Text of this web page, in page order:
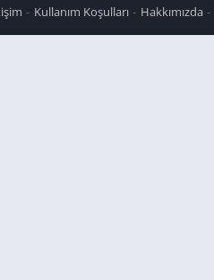
Kullanım Koşulları Hakkımızda